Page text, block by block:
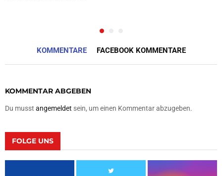
KOMMENTARE FACEBOOK KOMMENTARE
KOMMENTAR ABGEBEN
Du musst angemeldet sein, um einen Kommentar abzugeben.
FOLGE UNS